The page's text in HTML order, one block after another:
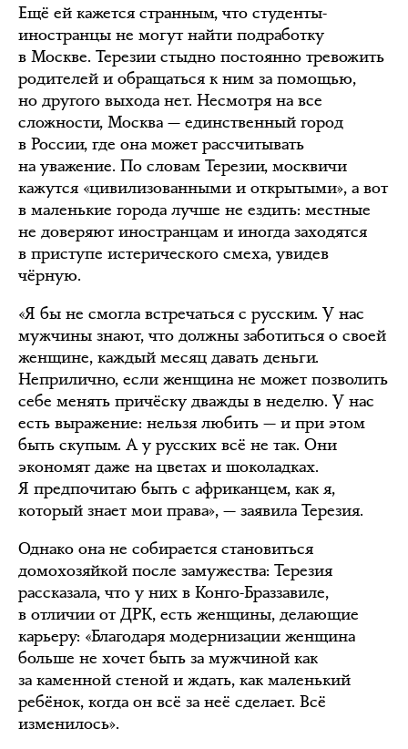
Ещё ей кажется странным, что студенты-
иностранцы не могут найти подработку
в Москве. Терезии стыдно постоянно тревожить
родителей и обращаться к ним за помощью,
но другого выхода нет. Несмотря на все
сложности, Москва — единственный город
в России, где она может рассчитывать
на уважение. По словам Терезии, москвичи
кажутся «цивилизованными и открытыми», а вот
в маленькие города лучше не ездить: местные
не доверяют иностранцам и иногда заходятся
в приступе истерического смеха, увидев
чёрную.
«Я бы не смогла встречаться с русским. У нас
мужчины знают, что должны заботиться о своей
женщине, каждый месяц давать деньги.
Неприлично, если женщина не может позволить
себе менять причёску дважды в неделю. У нас
есть выражение: нельзя любить — и при этом
быть скупым. А у русских всё не так. Они
экономят даже на цветах и шоколадках.
Я предпочитаю быть с африканцем, как я,
который знает мои права», — заявила Терезия.
Однако она не собирается становиться
домохозяйкой после замужества: Терезия
рассказала, что у них в Конго-Браззавиле,
в отличии от ДРК, есть женщины, делающие
карьеру: «Благодаря модернизации женщина
больше не хочет быть за мужчиной как
за каменной стеной и ждать, как маленький
ребёнок, когда он всё за неё сделает. Всё
изменилось».